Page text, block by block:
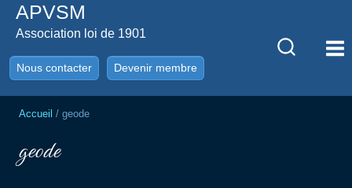
AllerAPVSM
Association loi de 1901
Nous contacter Devenir membre
Accueil / geode
geode